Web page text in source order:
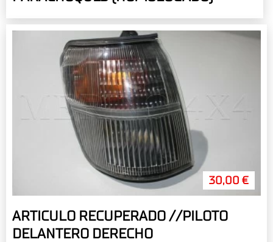
30,00 €
ARTICULO RECUPERADO //PILOTO
DELANTERO DERECHO